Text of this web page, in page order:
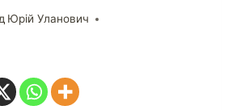
Юрій Уланович